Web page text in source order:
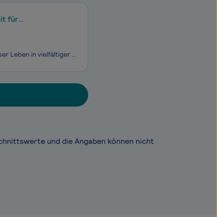
für
Innovationen bringen tiefgreifende Veränderungen mit sich und beeinflussen unser Leben in vielfältiger Weise. Bei der TÜV SÜD Gruppe sind wir in hohem Maße bestrebt, ein wichtiger Teil dieser Entwicklung und des Fortschritts zu sein. Wir sind von Anfang an dabei und begleiten diesen Prozess. Wir sor
und die Angaben können nicht